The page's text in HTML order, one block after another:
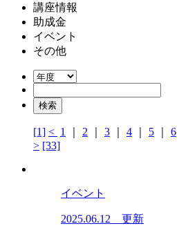
講座情報
助成金
イベント
その他
[1] < 1 2 3 4 5 6
> [33]
イベント
2025.06.12 更新